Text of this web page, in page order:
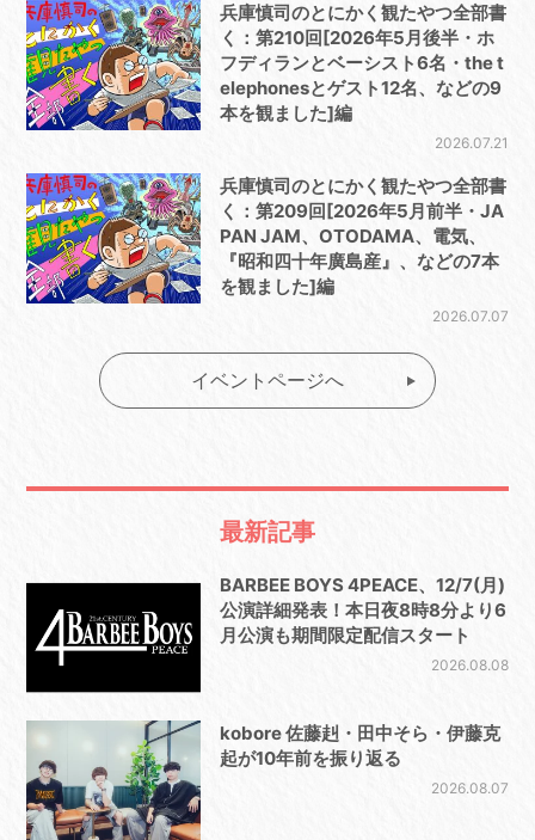
兵庫慎司のとにかく観たやつ全部書
く：第210回[2026年5月後半・ホ
フディランとベーシスト6名・the t
elephonesとゲスト12名、などの9
本を観ました]編
2026.07.21
兵庫慎司のとにかく観たやつ全部書
く：第209回[2026年5月前半・JA
PAN JAM、OTODAMA、電気、
『昭和四十年廣島産』、などの7本
を観ました]編
2026.07.07
イベントページへ
最新記事
BARBEE BOYS 4PEACE、12/7(月)
公演詳細発表！本日夜8時8分より6
月公演も期間限定配信スタート
2026.08.08
kobore 佐藤赳・田中そら・伊藤克
起が10年前を振り返る
2026.08.07